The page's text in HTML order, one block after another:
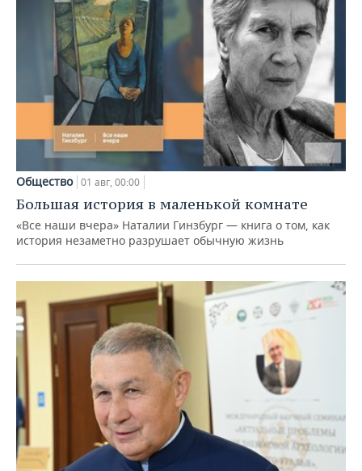
Общество 01 авг, 00:00
Большая история в маленькой комнате
«Все наши вчера» Наталии Гинзбург — книга о том, как
история незаметно разрушает обычную жизнь